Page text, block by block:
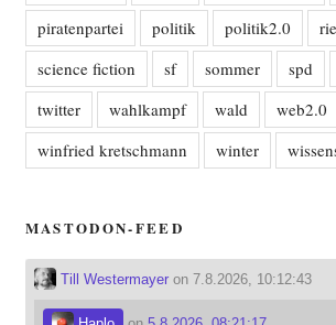
piratenpartei
politik politik2.0
science fiction
sf sommer spd
twitter
wahlkampf wald
web2.0
winfried kretschmann
winter
MASTODON-FEED
Till Westermayeron 7.8.2026, 10:12:43